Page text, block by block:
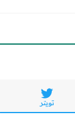
تويتر